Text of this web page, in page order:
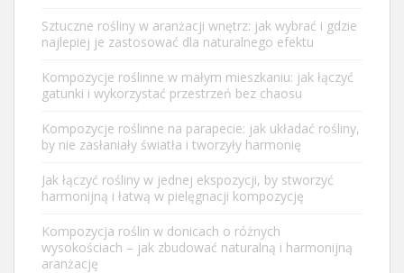
Sztuczne rośliny w aranżacji wnętrz: jak wybrać i gdzie
najlepiej je zastosować dla naturalnego efektu
Kompozycje roślinne w małym mieszkaniu: jak łączyć
gatunki i wykorzystać przestrzeń bez chaosu
Kompozycje roślinne na parapecie: jak układać rośliny,
by nie zasłaniały światła i tworzyły harmonię
Jak łączyć rośliny w jednej ekspozycji, by stworzyć
harmonijną i łatwą w pielęgnacji kompozycję
Kompozycja roślin w donicach o różnych
wysokościach – jak zbudować naturalną i harmonijną
aranżację